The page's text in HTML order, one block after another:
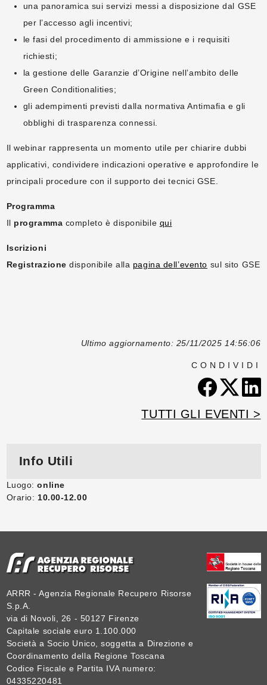
una panoramica sui servizi messi a disposizione dal GSE
per l’accesso agli incentivi;
le fasi del procedimento di ammissione e i requisiti
richiesti;
la gestione delle Garanzie d’Origine nell’ambito delle
Green Conditionalities;
gli adempimenti previsti dalla normativa Antimafia e gli
obblighi di trasparenza connessi.
Il webinar rappresenta un momento utile per chiarire dubbi
applicativi, condividere indicazioni operative e approfondire le
principali procedure con il supporto dei tecnici GSE.
Programma
Il programma completo è disponibile qui
Iscrizioni
Registrazionedisponibile alla pagina dell’evento sul sito GSE
Ultimo aggiornamento: 25/11/2025 14:56:06
CONDIVIDI
TUTTI GLI EVENTI >
Info Utili
Luogo:online
Orario: 10.00-12.00
ARRR - Agenzia Regionale Recupero Risorse
S.p.A.
via di Novoli, 26 - 50127 Firenze
Capitale sociale euro 1.100.000
Società a Socio Unico, soggetta a Direzione e
Coordinamento della Regione Toscana
Codice Fiscale e Partita IVA numero:
04335220481